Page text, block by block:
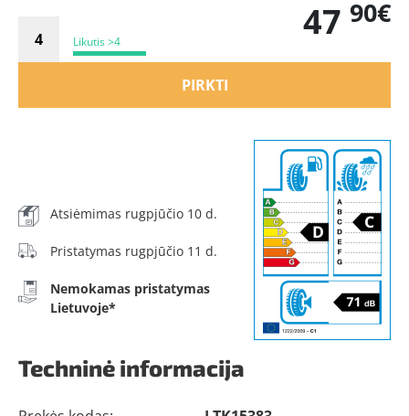
Likutis >4 47 90€
PIRKTI
Atsiėmimas rugpjūčio 10 d.
Pristatymas rugpjūčio 11 d.
Nemokamas pristatymas
Lietuvoje*
Techninė informacija